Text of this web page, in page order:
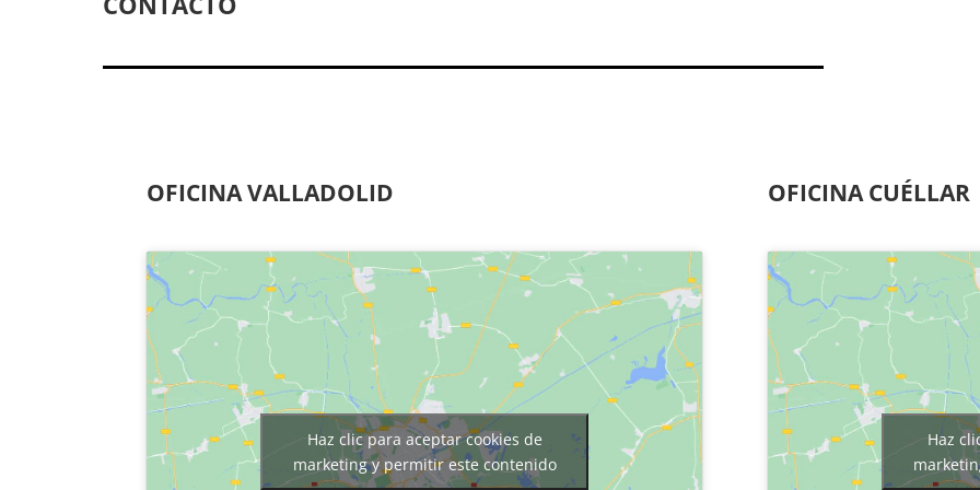
OFICINA VALLADOLID
Haz clic para aceptar cookies de
marketing y permitir este contenido
OFICINA CUÉLLAR
Haz